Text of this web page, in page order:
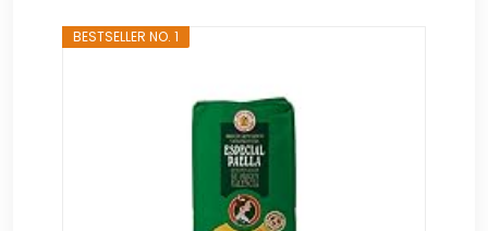
BESTSELLER NO. 1